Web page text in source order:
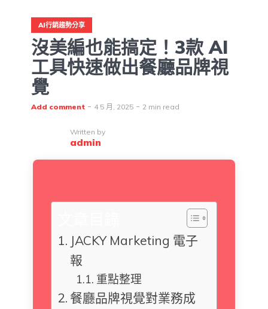
AI行銷趨勢分享
沒美編也能搞定！3款 AI
工具快速做出餐廳品牌視
覺
Add comment 4 5 月, 2025 2 min read
Written by
admin
JACKY Marketing 電子
報
重點整理
餐廳品牌視覺對業務成